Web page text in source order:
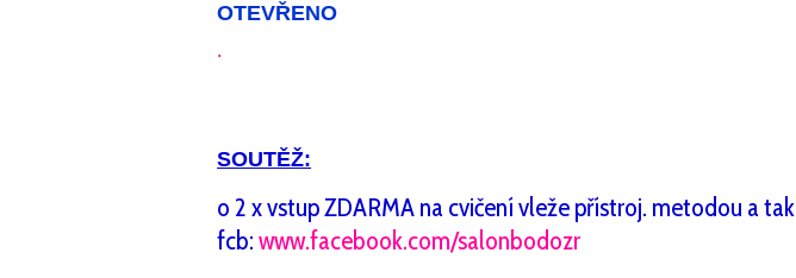
OTEVŘENO
.
SOUTĚŽ:
o 2 x vstup ZDARMA na cvičení vleže přístroj. metodou a
fcb:www.facebook.com/salonbodozr